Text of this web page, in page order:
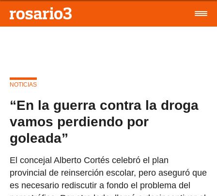
NOTICIAS
“En la guerra contra la droga
vamos perdiendo por
goleada”
El concejal Alberto Cortés celebró el plan
provincial de reinserción escolar, pero aseguró que
es necesario rediscutir a fondo el problema del